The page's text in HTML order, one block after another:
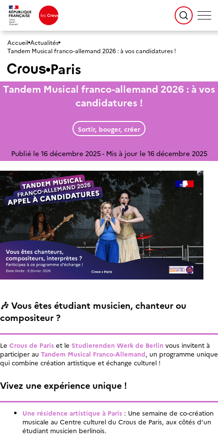
Accueil Actualités
Tandem Musical franco-allemand 2026 : à vos candidatures !
Paris
Tandem Musical franco-allemand 2026 : à vos
candidatures !
Sortir, bouger, créer
Publié le 16 décembre 2025 Mis à jour le 16 décembre 2025
🎶 Vous êtes étudiant musicien, chanteur ou
compositeur ?
Le Crous de Paris et le Studierenden Werk de Berlin vous invitent à
participer au Tandem Musical Franco-Allemand, un programme unique
qui combine création artistique et échange culturel !
Vivez une expérience unique !
Une résidence artistique à Paris: Une semaine de co-création
musicale au Centre culturel du Crous de Paris, aux côtés d’un
étudiant musicien berlinois.